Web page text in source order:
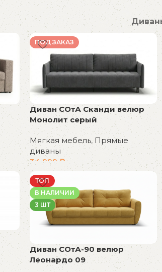
ПОД ЗАКАЗ
Диван СОтА Сканди велюр
Монолит серый
Мягкая мебель, Прямые
диваны
34 999 ₽
В корзину
ТОП
В НАЛИЧИИ
3 ШТ
Диван СОтА-90 велюр
Леонардо 09